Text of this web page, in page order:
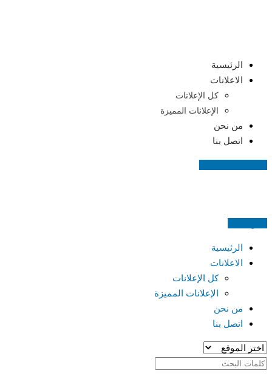
الرئيسية
الاعلانات
كل الإعلانات
الإعلانات المميزة
من نحن
اتصل بنا
الرئيسية
الاعلانات
كل الإعلانات
الإعلانات المميزة
من نحن
اتصل بنا